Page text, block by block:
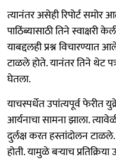
त्यानंतर असेही रिपोर्ट
पाठिंब्यासाठी तिने स्वाक्षरी
याबद्दलही प्रश्न विचारण्यात
टाळले होते. यानंतर तिने थेट
घेतला.
याचस्पर्धेत उपांत्यपूर्व फेरीत
आर्यनाचा सामना झाला.
दुर्लक्ष करत हस्तांदोलन
होती. यामुळे बऱ्याच प्रतिक्रिया